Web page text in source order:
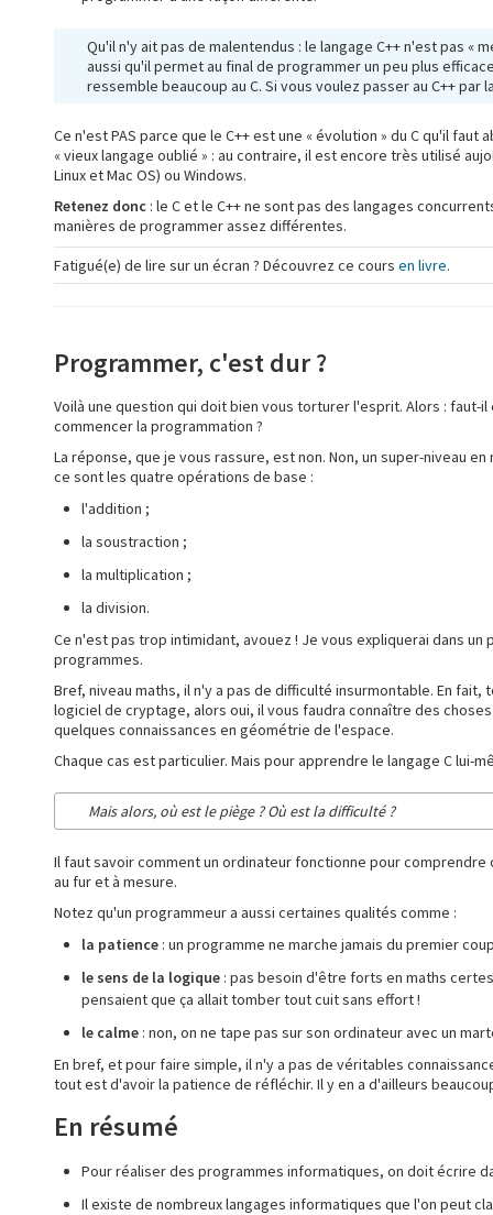
Qu'il n'y ait pas de malentendus : le langage C++ n'est pas «
aussi qu'il permet au final de programmer un peu plus
ressemble beaucoup au C. Si vous voulez passer au C++ par
Ce n'est PAS parce que le C++ est une « évolution » du C qu'il
« vieux langage oublié » : au contraire, il est encore très utilisé
Linux et Mac OS) ou Windows.
Retenez donc : le C et le C++ ne sont pas des langages
manières de programmer assez différentes.
Fatigué(e) de lire sur un écran ? Découvrez ce cours en livre.
Programmer, c'est dur ?
Voilà une question qui doit bien vous torturer l'esprit. Alors :
commencer la programmation ?
La réponse, que je vous rassure, est non. Non, un super-niveau
ce sont les quatre opérations de base :
l'addition ;
la soustraction ;
la multiplication ;
la division.
Ce n'est pas trop intimidant, avouez ! Je vous expliquerai dans
programmes.
Bref, niveau maths, il n'y a pas de difficulté insurmontable. En
logiciel de cryptage, alors oui, il vous faudra connaître des
quelques connaissances en géométrie de l'espace.
Chaque cas est particulier. Mais pour apprendre le langage C lui-
Mais alors, où est le piège ? Où est la difficulté ?
Il faut savoir comment un ordinateur fonctionne pour
au fur et à mesure.
Notez qu'un programmeur a aussi certaines qualités comme :
la patience : un programme ne marche jamais du premier
le sens de la logique : pas besoin d'être forts en maths
pensaient que ça allait tomber tout cuit sans effort !
le calme : non, on ne tape pas sur son ordinateur avec un
En bref, et pour faire simple, il n'y a pas de véritables
tout est d'avoir la patience de réfléchir. Il y en a d'ailleurs
En résumé
Pour réaliser des programmes informatiques, on doit écrire
Il existe de nombreux langages informatiques que l'on peut